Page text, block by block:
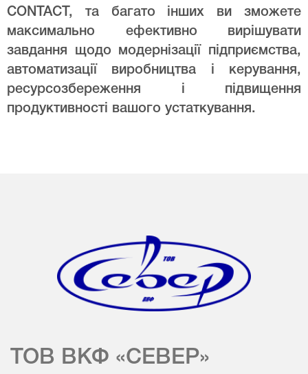
CONTACT, та багато інших ви зможете
максимально ефективно вирішувати
завдання щодо модернізації підприємства,
автоматизації виробництва і керування,
ресурсозбереження і підвищення
продуктивності вашого устаткування.
ТОВ ВКФ «СЕВЕР»